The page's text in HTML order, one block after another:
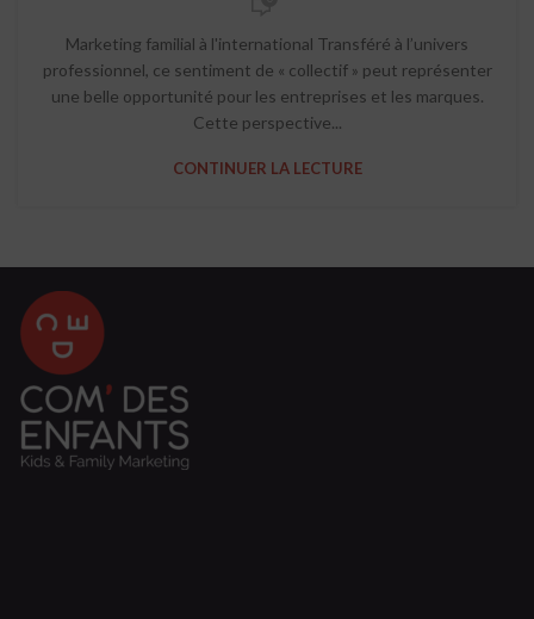
Marketing familial à l'international Transféré à l’univers
professionnel, ce sentiment de « collectif » peut représenter
une belle opportunité pour les entreprises et les marques.
Cette perspective...
CONTINUER LA LECTURE